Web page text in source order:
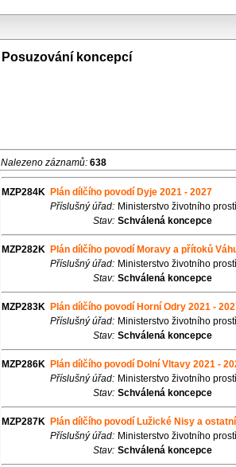
Posuzování koncepcí
Nalezeno záznamů: 638
MZP284K Plán dílčího povodí Dyje 2021 - 2027
Příslušný úřad: Ministerstvo životního
Stav: Schválená koncepce
MZP282K Plán dílčího povodí Moravy a přítoků
Příslušný úřad: Ministerstvo životního
Stav: Schválená koncepce
MZP283K Plán dílčího povodí Horní Odry 2021 -
Příslušný úřad: Ministerstvo životního
Stav: Schválená koncepce
MZP286K Plán dílčího povodí Dolní Vltavy 2021 -
Příslušný úřad: Ministerstvo životního
Stav: Schválená koncepce
MZP287K Plán dílčího povodí Lužické Nisy a
Příslušný úřad: Ministerstvo životního
Stav: Schválená koncepce